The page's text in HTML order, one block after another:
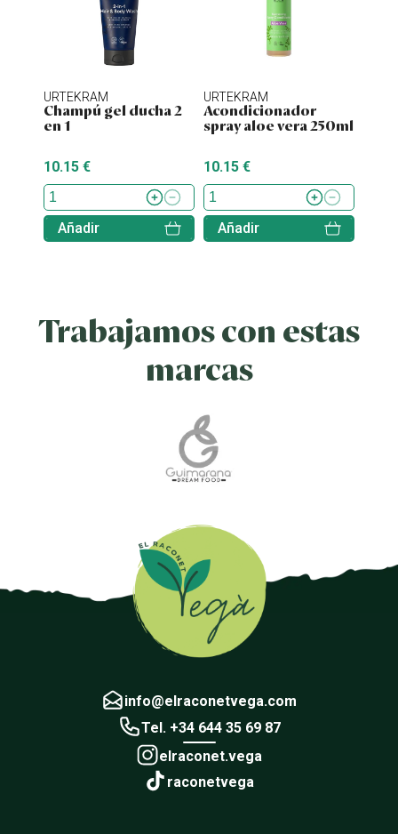
URTEKRAM
Champú gel ducha 2
en 1
10.15 €
Añadir
URTEKRAM
Acondicionador
spray aloe vera 250ml
10.15 €
Añadir
Trabajamos con estas
marcas
info@elraconetvega.com
Tel. +34 644 35 69 87
elraconet.vega
raconetvega